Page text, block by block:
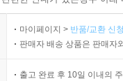
마이페이지 > 반품/교환 신
판매자 배송 상품은 판매자
출고 완료 후 10일 이내의